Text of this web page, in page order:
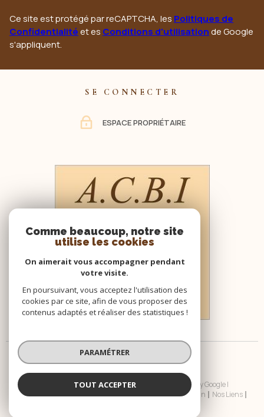
Ce site est protégé par reCAPTCHA, les Politiques de
Confidentialitéet es Conditions d'utilisationde Google
s'appliquent.
SE CONNECTER
ESPACE PROPRIÉTAIRE
© 2026 | Tous droits réservés | Traduction powered by Google |
Nos Honoraires
Plan Du Site Mentions Légales Admin
Nos Liens
Comme beaucoup, notre site
utilise les cookies
On aimerait vous accompagner pendant
votre visite.
En poursuivant, vous acceptez l'utilisation des
cookies par ce site, afin de vous proposer des
contenus adaptés et réaliser des statistiques !
PARAMÉTRER
TOUT ACCEPTER